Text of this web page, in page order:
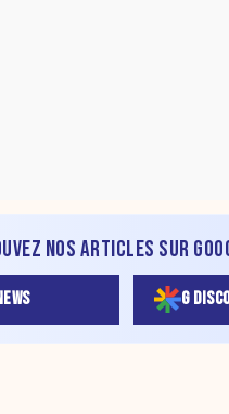
NOS ARTICLES SUR
G